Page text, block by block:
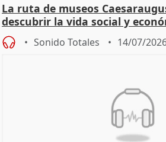
La ruta de museos
descubrir la vida social y
Zaragoza ro
Sonido Totales 14/07/